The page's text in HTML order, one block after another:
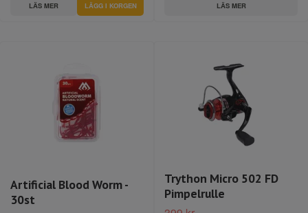
LÄS MER LÄGG I KORGEN LÄS MER
Artificial Blood Worm -
30st
Trython Micro 502 FD
Pimpelrulle